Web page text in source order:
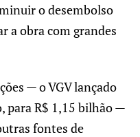
o desembolso
a obra com grandes
— o VGV lançado
para R$ 1,15 bilhão —
fontes de